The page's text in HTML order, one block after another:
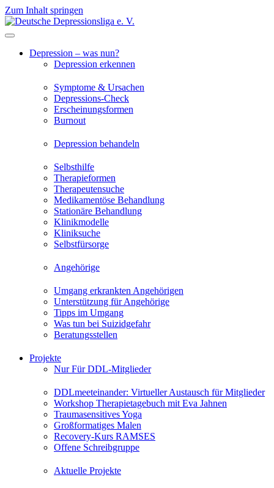
Zum Inhalt springen
Depression – was nun?
Depression erkennen
Symptome & Ursachen
Depressions-Check
Erscheinungsformen
Burnout
Depression behandeln
Selbsthilfe
Therapieformen
Therapeutensuche
Medikamentöse Behandlung
Stationäre Behandlung
Klinikmodelle
Kliniksuche
Selbstfürsorge
Angehörige
Umgang erkrankten Angehörigen
Unterstützung für Angehörige
Tipps im Umgang
Was tun bei Suizidgefahr
Beratungsstellen
Projekte
Nur Für DDL-Mitglieder
DDLmeeteinander: Virtueller Austausch für Mitglieder
Workshop Therapietagebuch mit Eva Jahnen
Traumasensitives Yoga
Großformatiges Malen
Recovery-Kurs RAMSES
Offene Schreibgruppe
Aktuelle Projekte